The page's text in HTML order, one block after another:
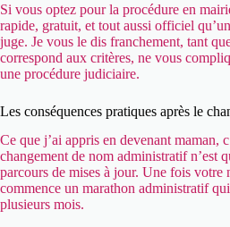
Si vous optez pour la procédure en
rapide, gratuit, et tout aussi officiel
juge. Je vous le dis franchement, tant
correspond aux critères, ne vous
une procédure judiciaire.
Les conséquences pratiques après le
Ce que j’ai appris en devenant maman,
changement de nom administratif n’est
parcours de mises à jour. Une fois
commence un marathon administratif
plusieurs mois.